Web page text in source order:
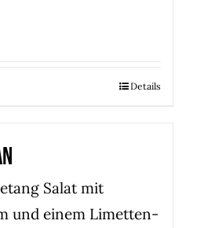
Details
Salat mit
und einem Limetten-